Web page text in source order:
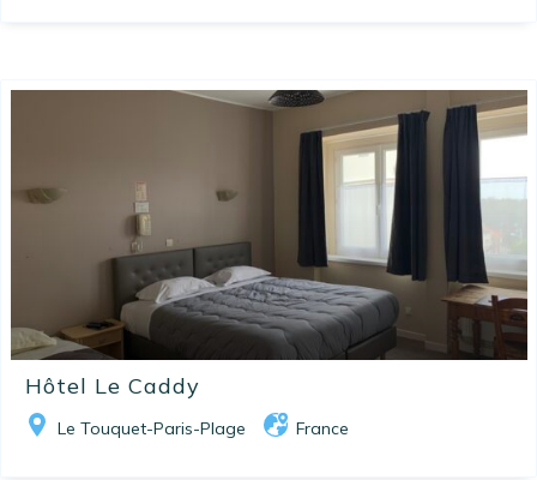
Hôtel Le Caddy
Le Touquet-Paris-Plage France